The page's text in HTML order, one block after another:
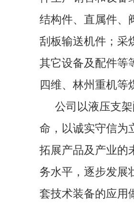
结构件、直属件、
刮板输送机件；采
其它设备及配件等
四维、林州重机等
公司以液压支
命，以诚实守信为
拓展产品及产业的
务水平，逐步发展
套技术装备的应用